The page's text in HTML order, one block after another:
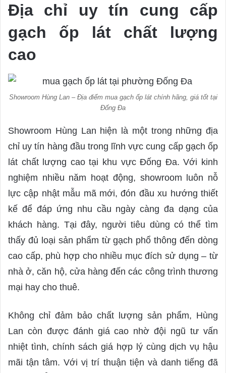
Địa chỉ uy tín cung cấp
gạch ốp lát chất lượng
cao
Showroom Hùng Lan – Địa điểm mua gạch ốp lát chính hãng, giá tốt tại
Đống Đa
Showroom Hùng Lan hiện là một trong những địa
chỉ uy tín hàng đầu trong lĩnh vực cung cấp gạch ốp
lát chất lượng cao tại khu vực Đống Đa. Với kinh
nghiệm nhiều năm hoạt động, showroom luôn nỗ
lực cập nhật mẫu mã mới, đón đầu xu hướng thiết
kế để đáp ứng nhu cầu ngày càng đa dạng của
khách hàng. Tại đây, người tiêu dùng có thể tìm
thấy đủ loại sản phẩm từ gạch phổ thông đến dòng
cao cấp, phù hợp cho nhiều mục đích sử dụng – từ
nhà ở, căn hộ, cửa hàng đến các công trình thương
mại hay cho thuê.
Không chỉ đảm bảo chất lượng sản phẩm, Hùng
Lan còn được đánh giá cao nhờ đội ngũ tư vấn
nhiệt tình, chính sách giá hợp lý cùng dịch vụ hậu
mãi tận tâm. Với vị trí thuận tiện và danh tiếng đã